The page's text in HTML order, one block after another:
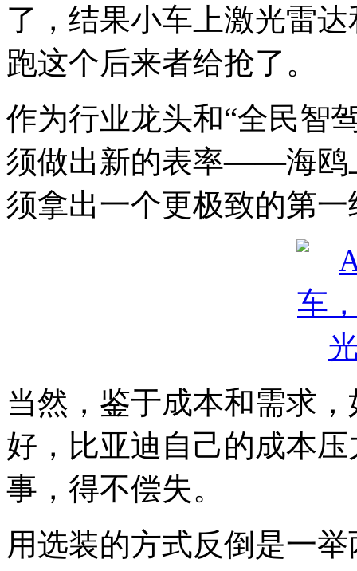
了，结果小车上激光雷
跑这个后来者给抢了。
作为行业龙头和“全民智
须做出新的表率——海鸥
须拿出一个更极致的第
当然，鉴于成本和需求
好，比亚迪自己的成本
事，得不偿失。
用选装的方式反倒是一